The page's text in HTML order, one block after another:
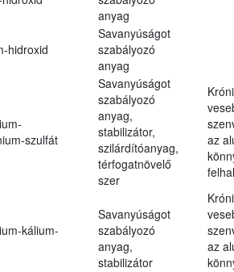
anyag
hidroxid
Savanyúságot
szabályozó
anyag
szulfát
Savanyúságot
szabályozó
anyag,
stabilizátor,
szilárdítóanyag,
térfogatnövelő
szer
az
kálium-
Savanyúságot
szabályozó
anyag,
stabilizátor
az